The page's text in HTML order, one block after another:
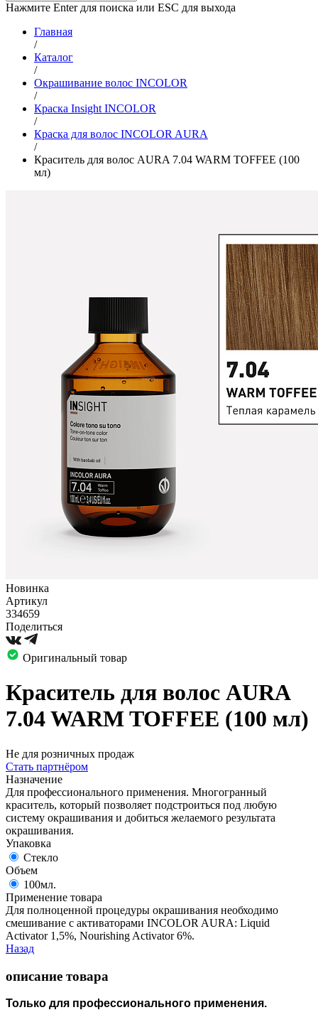
Нажмите Enter для поиска или ESC для выхода
Главная
/
Каталог
/
Окрашивание волос INCOLOR
/
Краска Insight INCOLOR
/
Краска для волос INCOLOR AURA
/
Краситель для волос AURA 7.04 WARM TOFFEE (100
мл)
Новинка
Артикул
334659
Поделиться
Оригинальный товар
Краситель для волос AURA
7.04 WARM TOFFEE (100 мл)
Не для розничных продаж
Стать партнёром
Назначение
Для профессионального применения. Многогранный
краситель, который позволяет подстроиться под любую
систему окрашивания и добиться желаемого результата
окрашивания.
Упаковка
Стекло
Объем
100мл.
Применение товара
Для полноценной процедуры окрашивания необходимо
смешивание с активаторами INCOLOR AURA: Liquid
Activator 1,5%, Nourishing Activator 6%.
Назад
описание товара
Только для профессионального применения.